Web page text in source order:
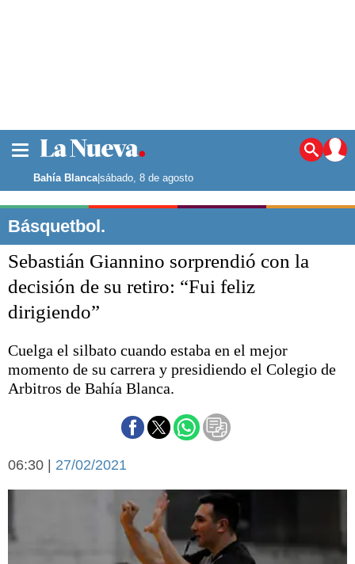
Noticias
La ciudad
Punta Alta
El mundo
Seguridad
Deportes
Liga del Sur
Básquetbol
Fútbol
Aplausos
Economía y campo
Con el campo
Espacio empresas
Sociedad
Tecnología
Bahía Blanca|sábado, 8 de agosto
Básquetbol.
Sebastián Giannino sorprendió con la
decisión de su retiro: “Fui feliz
dirigiendo”
Cuelga el silbato cuando estaba en el mejor
momento de su carrera y presidiendo el Colegio de
Arbitros de Bahía Blanca.
06:30 | 27/02/2021